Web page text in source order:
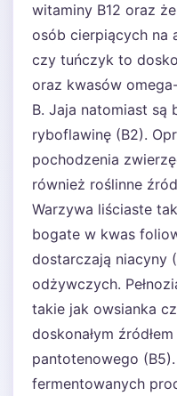
witaminy B12 oraz
osób cierpiących na
czy tuńczyk to
oraz kwasów
B. Jaja natomiast są
ryboflawinę (B2).
pochodzenia
również roślinne
Warzywa liściaste
bogate w kwas
dostarczają niacyny
odżywczych.
takie jak owsianka
doskonałym
pantotenowego
fermentowanych